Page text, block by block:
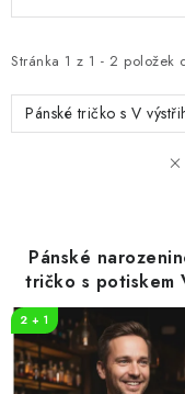
i
s
p
t
ů
Stránka 1 z 1 - 2 položek
e
n
í
u
k
t
ů
Pánské tričko s V
Pánské
tričko s potiskem
rumu
2 + 1